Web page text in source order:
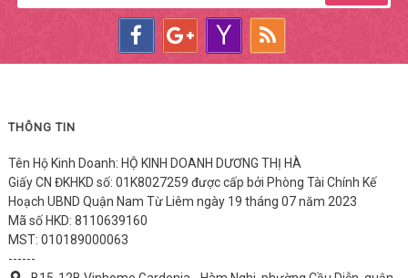
THÔNG TIN
Tên Hộ Kinh Doanh: HỘ KINH DOANH DƯƠNG THỊ HÀ
Giấy CN ĐKHKD số: 01K8027259 được cấp bởi Phòng Tài Chính Kế
Hoạch UBND Quận Nam Từ Liêm ngày 19 tháng 07 năm 2023
Mã số HKD: 8110639160
MST: 010189000063
------